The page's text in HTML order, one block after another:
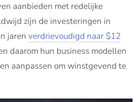
aanbieden met redelijke
zijn de investeringen in
jaren verdrievoudigd naar $12
daarom hun business modellen
aanpassen om winstgevend te